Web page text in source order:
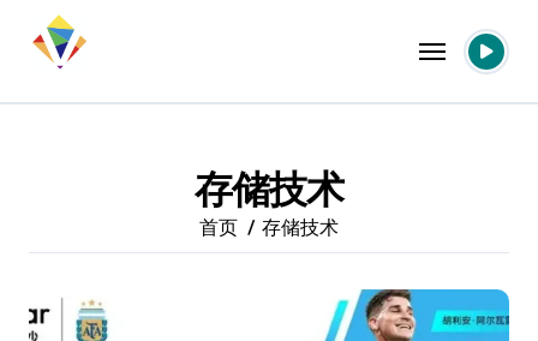
存储技术
首页 存储技术